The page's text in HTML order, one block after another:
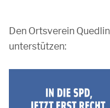
Den Ortsverein
unterstützen: